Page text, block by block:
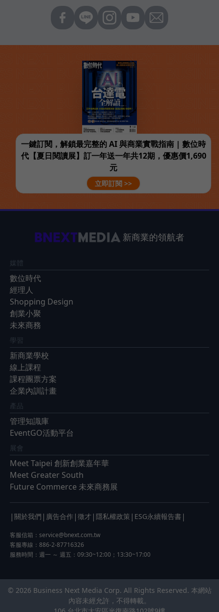
一鍵訂閱，解鎖最完整的 AI 與商業實戰指南 | 數位時
代【夏日閱讀展】訂一年送一年共12期，優惠價1,690
元
立即訂閱 >>
新商業的領航者
媒體
數位時代
經理人
Shopping Design
創業小聚
未來商務
學習
新商業學校
線上課程
課程團票方案
企業內訓計畫
產品
管理知識庫
EventGO活動平台
展會
Meet Taipei 創新創業嘉年華
Meet Greater South
Future Commerce 未來商務展
| 關於我們 | 廣告合作 | 徵才 | 隱私權政策 | ESG永續報告書 |
客服信箱： service@bnext.com.tw
客服專線：886-2-87716326
服務時間：週一 ～ 週五：09:30~12:00；13:30~17:00
© 2026 Business Next Media Corp. All Rights Reserved. 本網站
內容未經允許，不得轉載。